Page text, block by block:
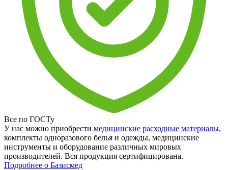
Все по ГОСТу
У нас можно приобрести медицинские расходные материалы,
комплекты одноразового белья и одежды, медицинские
инструменты и оборудование различных мировых
производителей. Вся продукция сертифицирована.
Подробнее о Базисмед